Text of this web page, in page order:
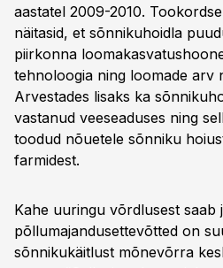
aastatel 2009-2010.
näitasid, et sõnnikuhoidla
piirkonna
tehnoloogia ning loomade arv
Arvestades lisaks ka
vastanud veeseaduses ning
toodud nõuetele sõnniku
farmidest.
Kahe uuringu võrdlusest saab
põllumajandusettevõtted on
sõnnikukäitlust mõnevõrra